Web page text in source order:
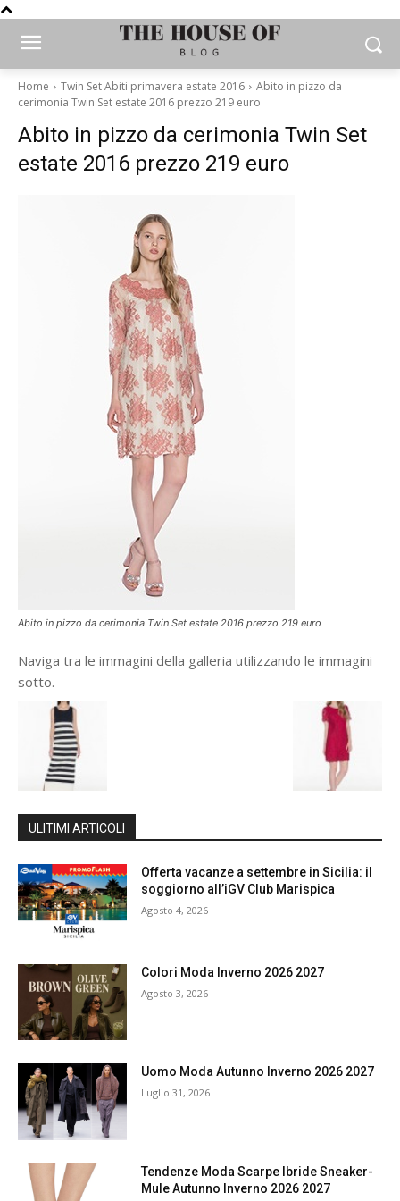
Home Twin Set Abiti primavera estate 2016
Abito in pizzo da
cerimonia Twin Set estate 2016 prezzo 219 euro
Abito in pizzo da cerimonia Twin Set
estate 2016 prezzo 219 euro
Abito in pizzo da cerimonia Twin Set estate 2016 prezzo 219 euro
Naviga tra le immagini della galleria utilizzando le immagini
sotto.
ULITIMI ARTICOLI
Offerta vacanze a settembre in Sicilia: il
soggiorno all’iGV Club Marispica
Agosto 4, 2026
Colori Moda Inverno 2026 2027
Agosto 3, 2026
Uomo Moda Autunno Inverno 2026 2027
Luglio 31, 2026
Tendenze Moda Scarpe Ibride Sneaker-
Mule Autunno Inverno 2026 2027